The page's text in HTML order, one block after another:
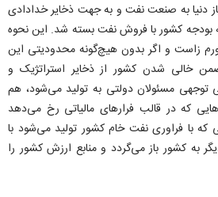
دنیا به صنعت نفت و به جهت ذخایر خدادادی
رفته بودجه کشور با فروش نفت بسته شد. این نحوه
زاست و اگر بدون هیچ‌گونه محدودیتی این
خالی شدن کشور از ذخایر استراتژیک و
توجهی مسئولان دولتی به تولید می‌شود، هم
که در قالب فرارهای مالیاتی رخ می‌دهد
که با فراوری نفت خام کشور تولید می‌شود با
به کشور باز می‌گردد و منابع ارزش کشور را